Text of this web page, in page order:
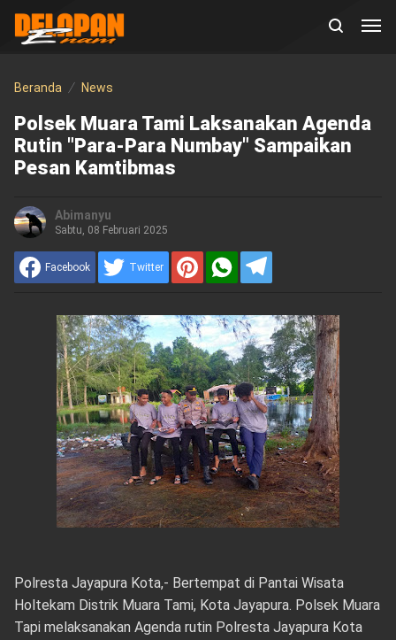
Beranda News
Polsek Muara Tami Laksanakan Agenda
Rutin "Para-Para Numbay" Sampaikan
Pesan Kamtibmas
Abimanyu
Sabtu, 08 Februari 2025
Facebook Twitter
Polresta Jayapura Kota,- Bertempat di Pantai Wisata
Holtekam Distrik Muara Tami, Kota Jayapura. Polsek Muara
Tapi melaksanakan Agenda rutin Polresta Jayapura Kota